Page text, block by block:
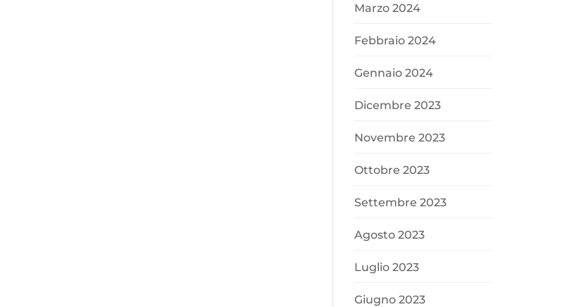
Marzo 2024
Febbraio 2024
Gennaio 2024
Dicembre 2023
Novembre 2023
Ottobre 2023
Settembre 2023
Agosto 2023
Luglio 2023
Giugno 2023